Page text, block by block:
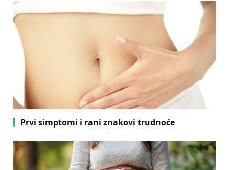
Prvi simptomi i rani znakovi trudnoće